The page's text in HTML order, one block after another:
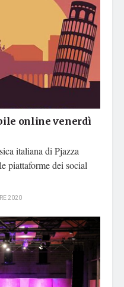
online venerdì
italiana di Pjazza
piattaforme dei social
2020